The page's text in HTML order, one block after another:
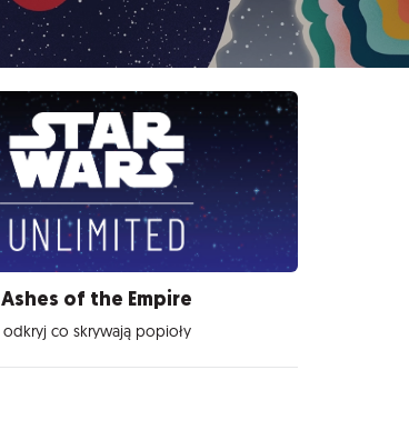
Ashes of the Empire
odkryj co skrywają popioły